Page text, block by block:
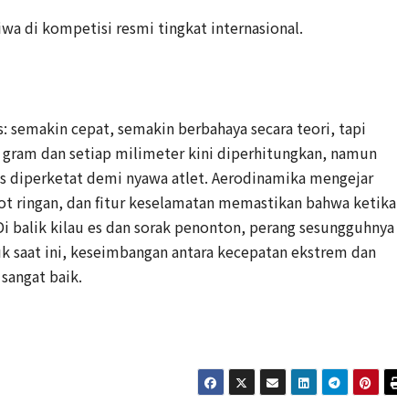
di kompetisi resmi tingkat internasional.
semakin cepat, semakin berbahaya secara teori, tapi
dan setiap milimeter kini diperhitungkan, namun
diperketat demi nyawa atlet. Aerodinamika mengejar
ringan, dan fitur keselamatan memastikan bahwa ketika
balik kilau es dan sorak penonton, perang sesungguhnya
ini, keseimbangan antara kecepatan ekstrem dan
baik.